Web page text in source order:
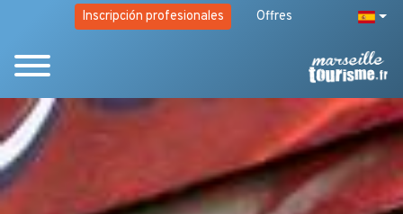
Inscripción profesionales Offres